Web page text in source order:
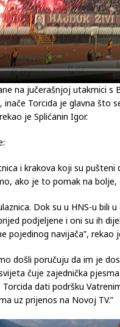
na jučerašnjoj utakmici s
inače Torcida je glavna što
je Splićanin Igor.
i krakova koji su
ako je to pomak na bolje,
Dok su u HNS-u bili
podjeljene i oni su ih
pojedinog navijača”, rekao
došli poručuju da im je
čuje zajednička
dati podršku
uz prijenos na Novoj TV.”